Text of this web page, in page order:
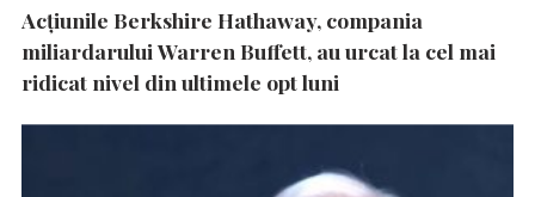
Acțiunile Berkshire Hathaway, compania
miliardarului Warren Buffett, au urcat la cel mai
ridicat nivel din ultimele opt luni